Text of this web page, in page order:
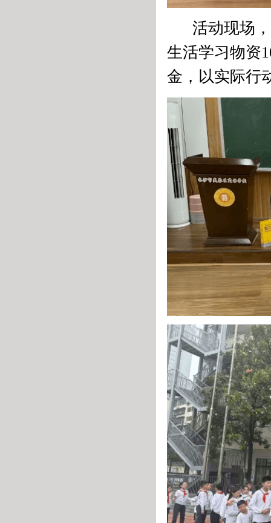
活动现场，
生活学习物资
金，以实际行